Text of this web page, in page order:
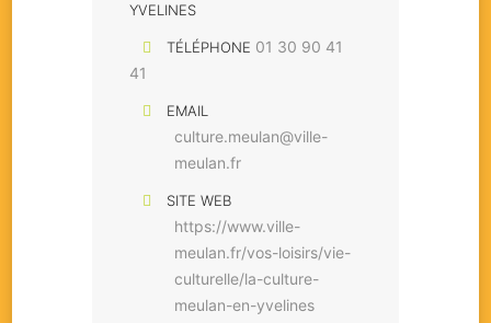
YVELINES
TÉLÉPHONE 01 30 90 41
41
EMAIL
culture.meulan@ville-
meulan.fr
SITE WEB
https://www.ville-
meulan.fr/vos-loisirs/vie-
culturelle/la-culture-
meulan-en-yvelines